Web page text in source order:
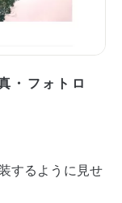
・フォトロ
するように見せ